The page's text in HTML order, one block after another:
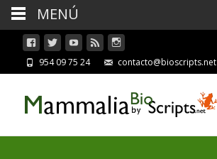
954 09 75 24 contacto@bioscripts.net
MENÚ